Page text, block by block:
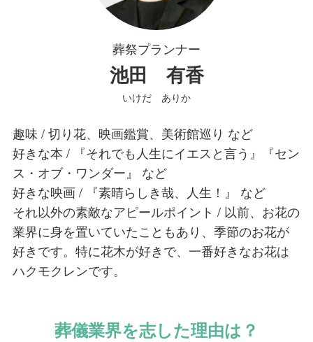
葬祭プランナー
池田 有香
いけだ ありか
趣味 / 切り花、映画鑑賞、美術館巡り など
好きな本 / 『それでも人生にイエスと言う』『セン
ス・オブ・ワンダー』 など
好きな映画 / 『素晴らしき哉、人生！』 など
それ以外の素敵なアピールポイント / 以前、お花の
業界に身を置いていたこともあり、季節のお花が
好きです。特に花木が好きで、一番好きなお花は
ハクモクレンです。
葬儀業界を志した理由は？